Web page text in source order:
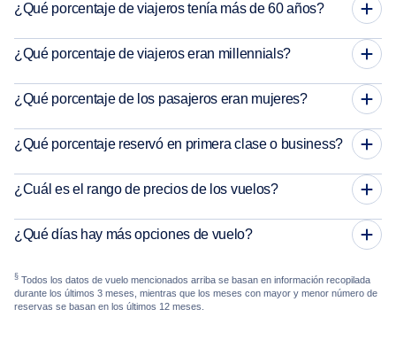
¿Qué porcentaje de viajeros tenía más de 60 años?
¿Qué porcentaje de viajeros eran millennials?
¿Qué porcentaje de los pasajeros eran mujeres?
¿Qué porcentaje reservó en primera clase o business?
¿Cuál es el rango de precios de los vuelos?
¿Qué días hay más opciones de vuelo?
§ Todos los datos de vuelo mencionados arriba se basan en información recopilada
durante los últimos 3 meses, mientras que los meses con mayor y menor número de
reservas se basan en los últimos 12 meses.